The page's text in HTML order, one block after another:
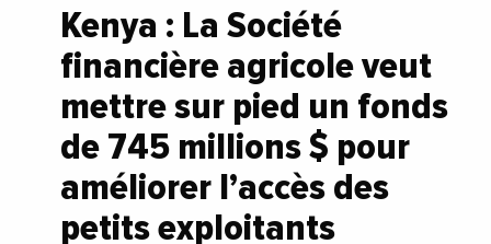
Kenya : La Société
financière agricole veut
mettre sur pied un fonds
de 745 millions $ pour
améliorer l’accès des
petits exploitants